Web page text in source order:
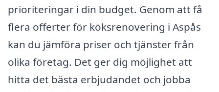
prioriteringar i din budget. Genom att få
flera offerter för köksrenovering i Aspås
kan du jämföra priser och tjänster från
olika företag. Det ger dig möjlighet att
hitta det bästa erbjudandet och jobba